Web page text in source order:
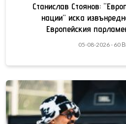
Станислав Стоянов:
нации” иска
Европейския
05-08-2026 - 60